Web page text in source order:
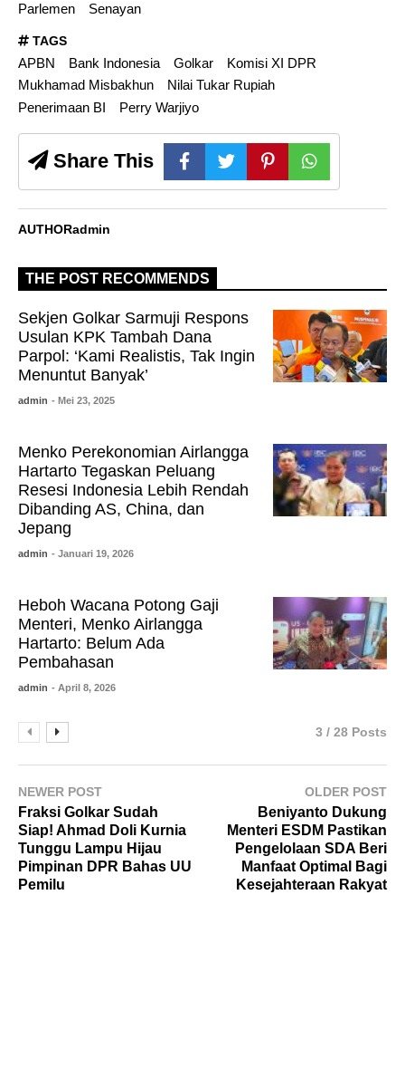
Parlemen Senayan
TAGS
APBN Bank Indonesia Golkar
Komisi XI DPR
Mukhamad Misbakhun
Nilai Tukar Rupiah
Penerimaan BI
Perry Warjiyo
Share This
AUTHORadmin
THE POST RECOMMENDS
Sekjen Golkar Sarmuji Respons
Usulan KPK Tambah Dana
Parpol: ‘Kami Realistis, Tak Ingin
Menuntut Banyak’
admin - Mei 23, 2025
Menko Perekonomian Airlangga
Hartarto Tegaskan Peluang
Resesi Indonesia Lebih Rendah
Dibanding AS, China, dan
Jepang
admin - Januari 19, 2026
Heboh Wacana Potong Gaji
Menteri, Menko Airlangga
Hartarto: Belum Ada
Pembahasan
admin - April 8, 2026
3 / 28 Posts
NEWER POST
Fraksi Golkar Sudah
Siap! Ahmad Doli Kurnia
Tunggu Lampu Hijau
Pimpinan DPR Bahas UU
Pemilu
OLDER POST
Beniyanto Dukung
Menteri ESDM Pastikan
Pengelolaan SDA Beri
Manfaat Optimal Bagi
Kesejahteraan Rakyat